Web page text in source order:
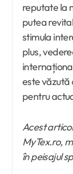
reputate la
putea
stimula
plus,
este
pentru
Acest
MyTex.ro,
în peisajul